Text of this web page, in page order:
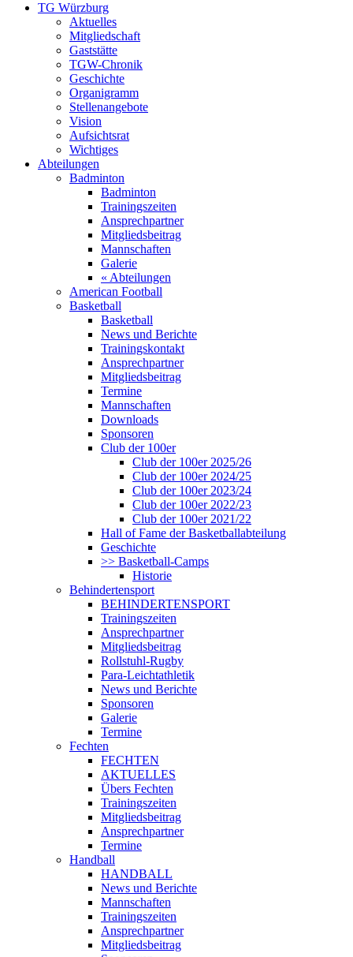
TG Würzburg
Aktuelles
Mitgliedschaft
Gaststätte
TGW-Chronik
Geschichte
Organigramm
Stellenangebote
Vision
Aufsichtsrat
Wichtiges
Abteilungen
Badminton
Badminton
Trainingszeiten
Ansprechpartner
Mitgliedsbeitrag
Mannschaften
Galerie
« Abteilungen
American Football
Basketball
Basketball
News und Berichte
Trainingskontakt
Ansprechpartner
Mitgliedsbeitrag
Termine
Mannschaften
Downloads
Sponsoren
Club der 100er
Club der 100er 2025/26
Club der 100er 2024/25
Club der 100er 2023/24
Club der 100er 2022/23
Club der 100er 2021/22
Hall of Fame der Basketballabteilung
Geschichte
>> Basketball-Camps
Historie
Behindertensport
BEHINDERTENSPORT
Trainingszeiten
Ansprechpartner
Mitgliedsbeitrag
Rollstuhl-Rugby
Para-Leichtathletik
News und Berichte
Sponsoren
Galerie
Termine
Fechten
FECHTEN
AKTUELLES
Übers Fechten
Trainingszeiten
Mitgliedsbeitrag
Ansprechpartner
Termine
Handball
HANDBALL
News und Berichte
Mannschaften
Trainingszeiten
Ansprechpartner
Mitgliedsbeitrag